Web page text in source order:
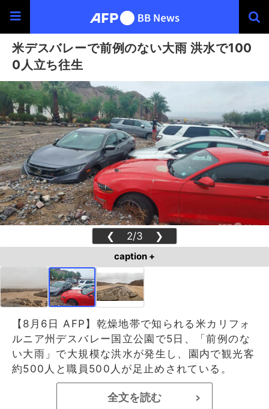
米デスバレーで前例のない大雨 洪水で100
0人立ち往生
❮ 2/3 ❯
caption +
【8月6日 AFP】乾燥地帯で知られる米カリフォ
ルニア州デスバレー国立公園で5日、「前例のな
い大雨」で大規模な洪水が発生し、園内で観光客
約500人と職員500人が足止めされている。
全文を読む >